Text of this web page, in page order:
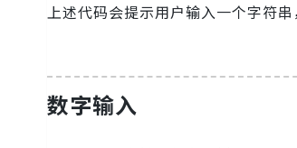
上述代码会提示用户输入一个字符
数字输入